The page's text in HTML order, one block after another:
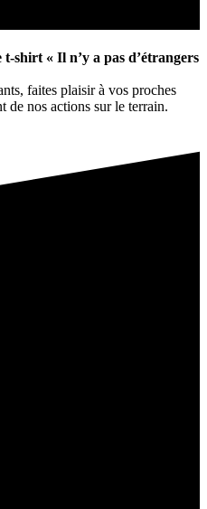
t-shirt « Il n’y a pas d’étrangers
faites plaisir à vos proches
de nos actions sur le terrain.